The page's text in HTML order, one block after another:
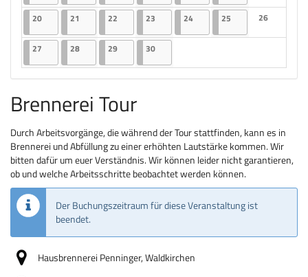
Keine
2020.04.2026
2 Veranstaltungen
21 21.04.2026
2 Veranstaltungen
22 22.04.2026
2 Veranstaltungen
23 23.04.2026
2 Veranstaltungen
2424.04.2026
2 Veranstaltungen
25 25.04.2026
2 Veranstaltungen
26
Keine
27 27.04.2026
2 Veranstaltungen
2828.04.2026
2 Veranstaltungen
2929.04.2026
2 Veranstaltungen
3030.04.2026
2 Veranstaltungen
Brennerei Tour
Durch Arbeitsvorgänge, die während der Tour stattfinden, kann es in
Brennerei und Abfüllung zu einer erhöhten Lautstärke kommen. Wir
bitten dafür um euer Verständnis. Wir können leider nicht garantieren,
ob und welche Arbeitsschritte beobachtet werden können.
Der Buchungszeitraum für diese Veranstaltung ist
beendet.
Hausbrennerei Penninger, Waldkirchen